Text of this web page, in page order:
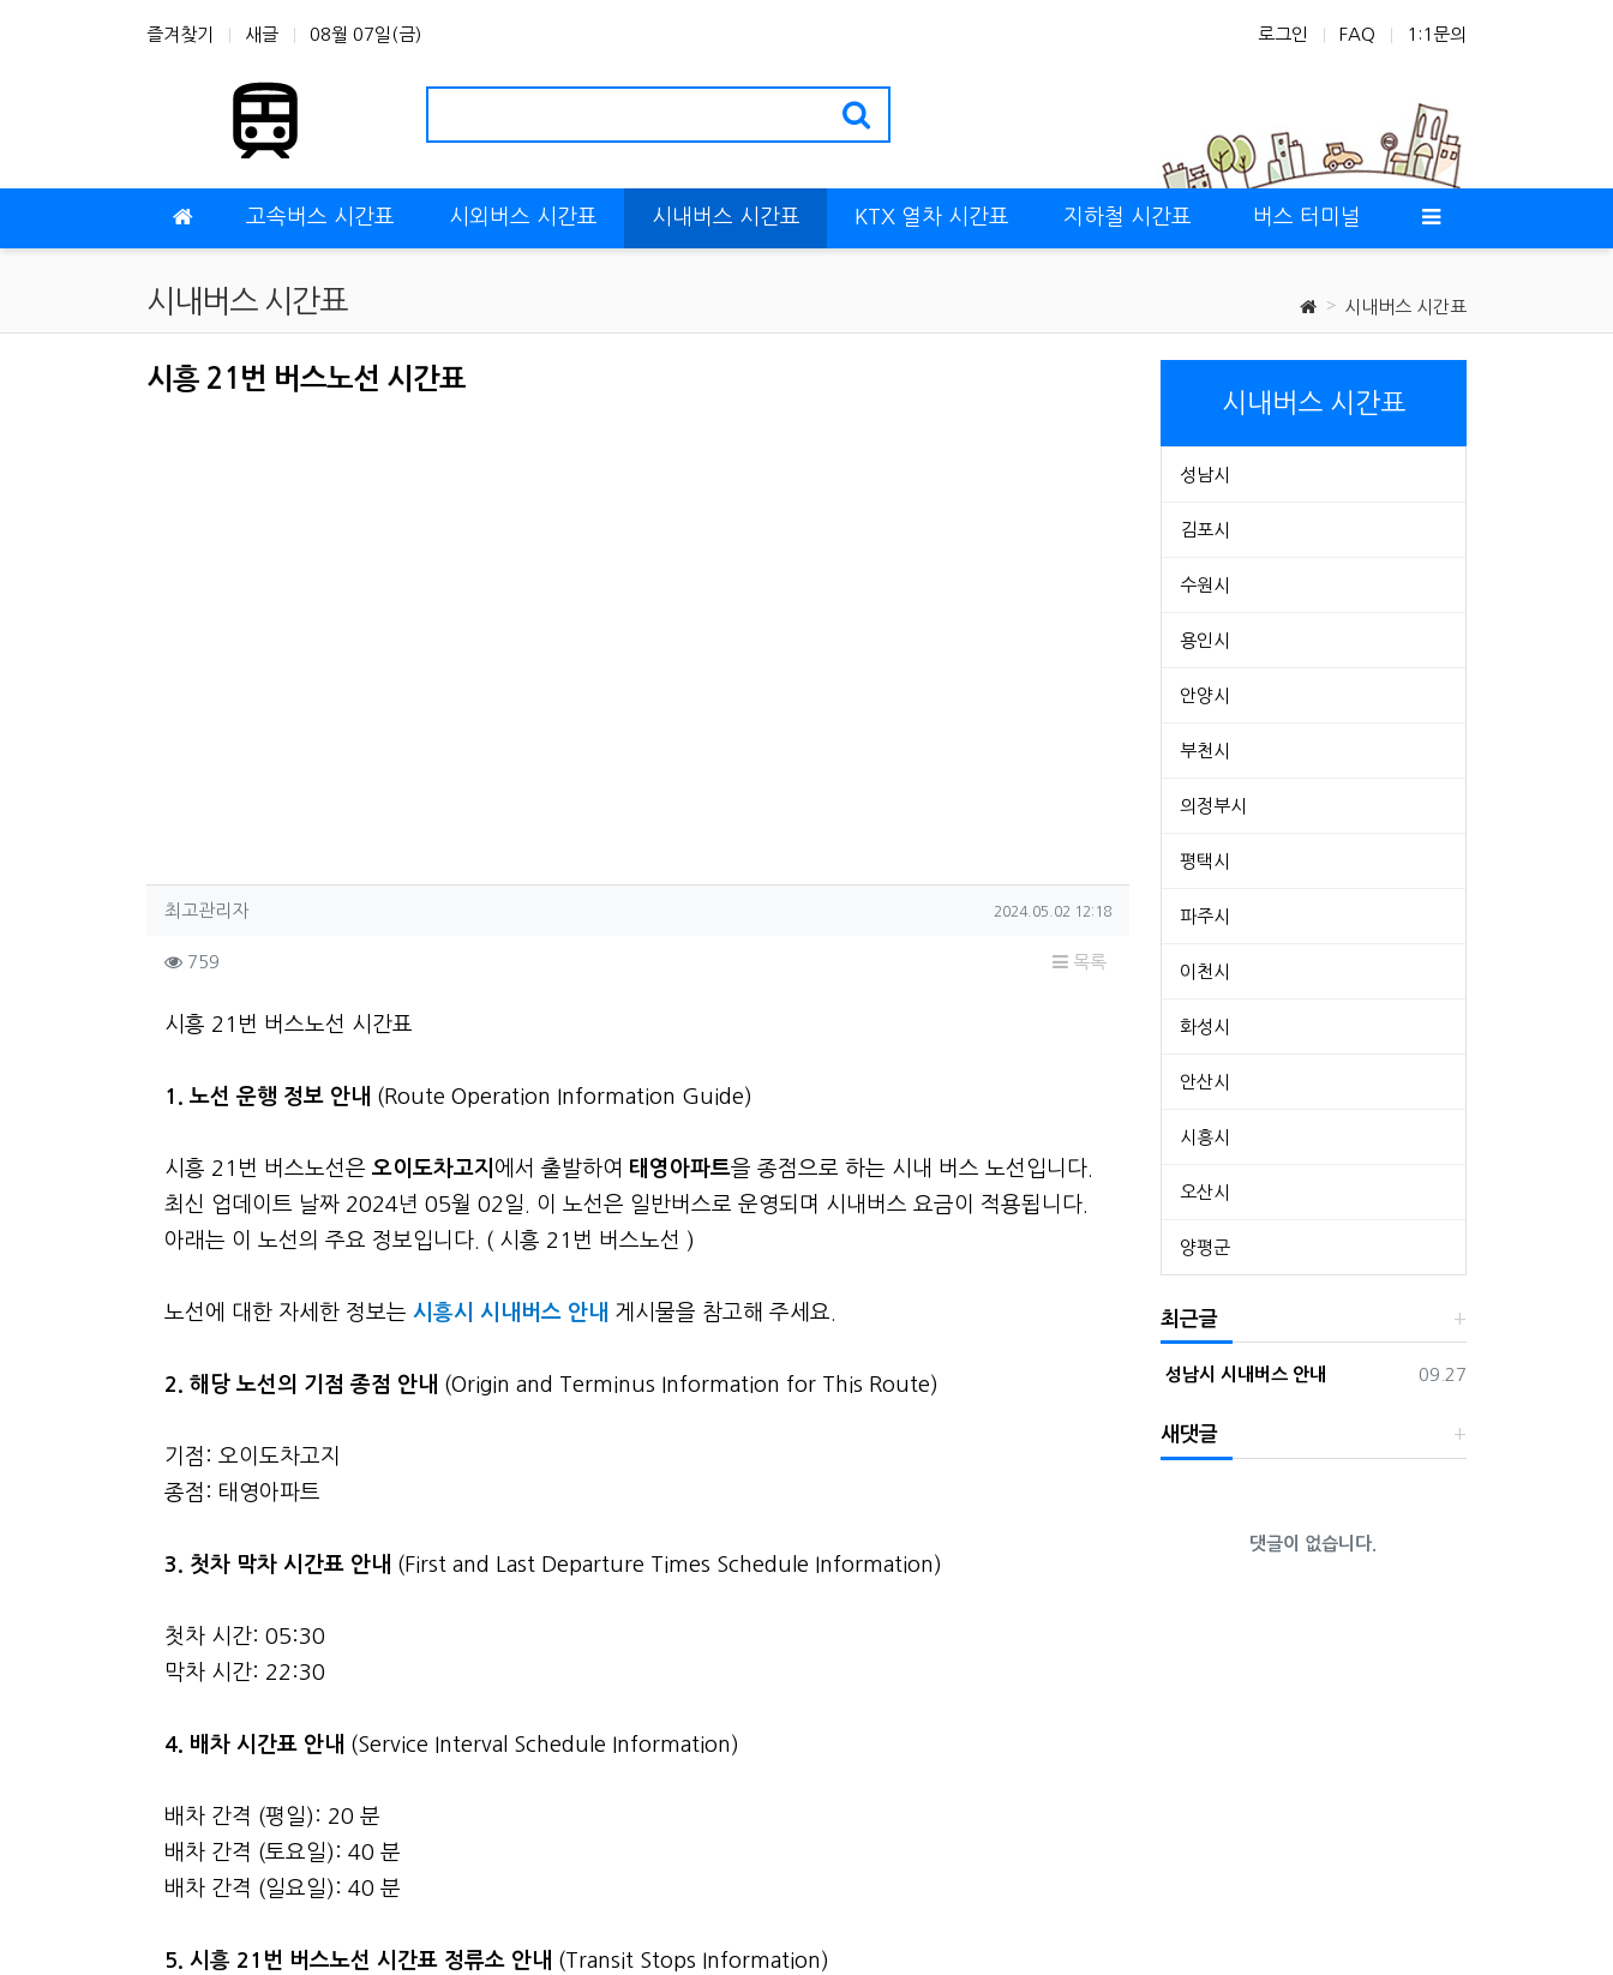
즐겨찾기 새글 08월 07일(금) 로그인 FAQ 1:1문의
고속버스 시간표 시외버스 시간표 시내버스 시간표 KTX 열차 시간표 지하철 시간표 버스 터미널
시내버스 시간표 시내버스 시간표
시흥 21번 버스노선 시간표
작성자 정보
최고관리자작성 작성일
2024.05.02 12:18
컨텐츠 정보
759 목록
본문
시흥 21번 버스노선 시간표
1. 노선 운행 정보 안내 (Route Operation Information Guide)
시흥 21번 버스노선은 오이도차고지 에서 출발하여 태영아파트을 종점으로 하는 시내 버스 노선입니다.
최신 업데이트 날짜 2024년 05월 02일. 이 노선은 일반버스로 운영되며 시내버스 요금이 적용됩니다.
아래는 이 노선의 주요 정보입니다. ( 시흥 21번 버스노선 )
노선에 대한 자세한 정보는 시흥시 시내버스 안내 게시물을 참고해 주세요.
2. 해당 노선의 기점 종점 안내 (Origin and Terminus Information for This Route)
기점: 오이도차고지
종점: 태영아파트
3. 첫차 막차 시간표 안내 (First and Last Departure Times Schedule Information)
첫차 시간: 05:30
막차 시간: 22:30
4. 배차 시간표 안내 (Service Interval Schedule Information)
배차 간격 (평일): 20 분
배차 간격 (토요일): 40 분
배차 간격 (일요일): 40 분
5. 시흥 21번 버스노선 시간표 정류소 안내 (Transit Stops Information)
시내버스 시간표
성남시
김포시
수원시
용인시
안양시
부천시
의정부시
평택시
파주시
이천시
화성시
안산시
시흥시
오산시
양평군
최근글
등록일
09.27
성남시 시내버스 안내
새댓글
댓글이 없습니다.